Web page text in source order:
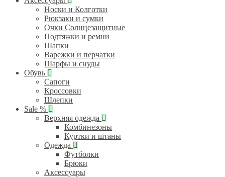
Носки и Колготки
Рюкзаки и сумки
Очки Солнцезащитные
Подтяжки и ремни
Шапки
Варежки и перчатки
Шарфы и снуды
Обувь
Сапоги
Кроссовки
Шлепки
Sale %
Верхняя одежда
Комбинезоны
Куртки и штаны
Одежда
Футболки
Брюки
Аксессуары